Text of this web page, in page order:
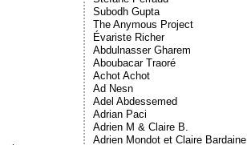
Subodh Gupta
The Anymous Project
Évariste Richer
Abdulnasser Gharem
Aboubacar Traoré
Achot Achot
Ad Nesn
Adel Abdessemed
Adrian Paci
Adrien M & Claire B.
Adrien Mondot et Claire Bardaine